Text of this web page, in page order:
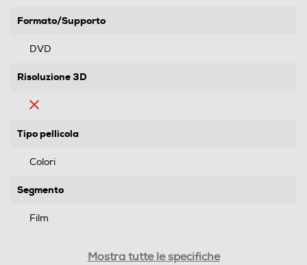
Formato/Supporto
DVD
Risoluzione 3D
Tipo pellicola
Colori
Segmento
Film
Mostra tutte le specifiche